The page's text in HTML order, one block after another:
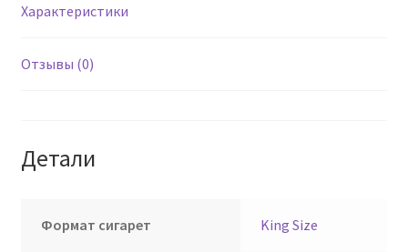
(1
Характеристики
Отзывы (0)
Детали
Формат сигарет King Size